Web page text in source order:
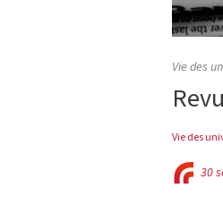
Vie des
Vie des
30